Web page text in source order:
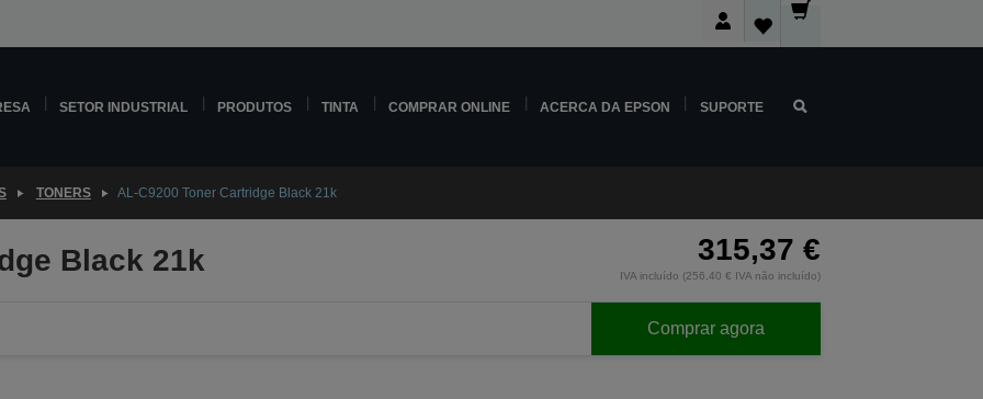
SETOR INDUSTRIAL PRODUTOS TINTA COMPRAR ONLINE ACERCA DA EPSON SUPORTE
TONERS AL-C9200 Toner Cartridge Black 21k
Black 21k 315,37 €
IVA incluído (256,40 € IVA não incluído)
Comprar agora